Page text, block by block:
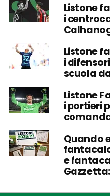
Listone
i
Listone
i
scuola
Listone
i portieri
Quando
e